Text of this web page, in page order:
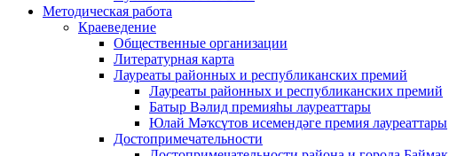
Методическая работа
Краеведение
Общественные организации
Литературная карта
Лауреаты районных и республиканских премий
Лауреаты районных и республиканских премий
Батыр Вәлид премияһы лауреаттары
Юлай Мәҡсүтов исемендәге премия лауреаттары
Достопримечательности